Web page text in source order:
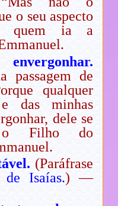
o seu aspecto
quem ia a
passagem de
qualquer
das minhas
dele se
o Filho do
(Paráfrase
Isaías.) —